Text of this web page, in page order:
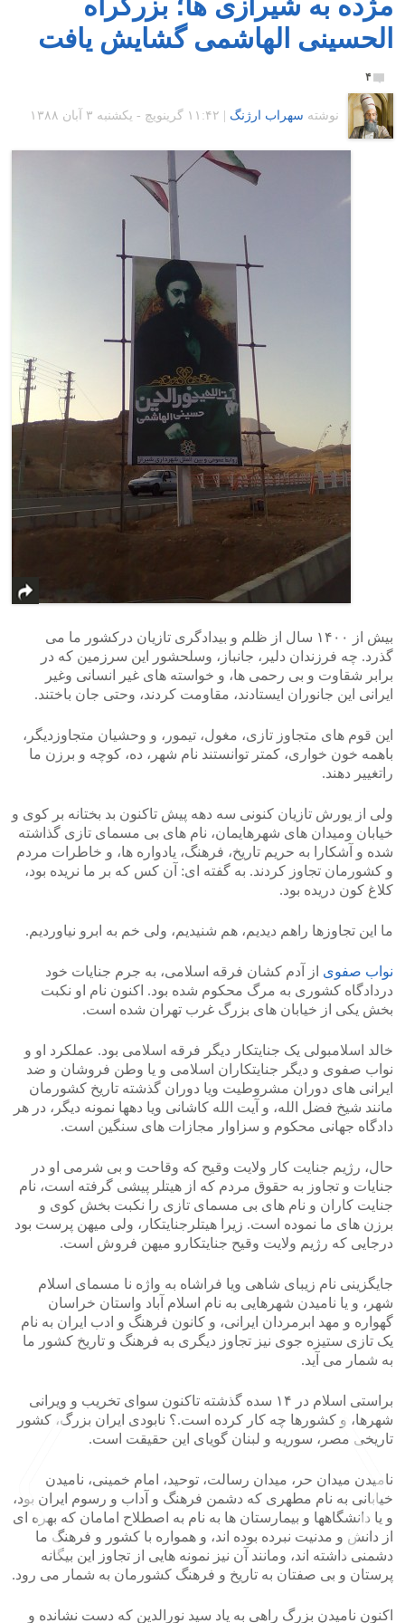
الحسینی الهاشمی گشایش یافت
۴
نوشته سهراب ارژنگ ۱۱:۴۲ گرينويچ - یکشنبه ۳ آبان ۱۳۸۸
بیش از ۱۴۰۰ سال از ظلم و بیدادگری تازیان درکشور ما می
گذرد. چه فرزندان دلیر، جانباز، وسلحشور این سرزمین که در
برابر شقاوت و بی رحمی ها، و خواسته های غیر انسانی وغیر
ایرانی این جانوران ایستادند، مقاومت کردند، وحتی جان باختند.
این قوم های متجاوز تازی، مغول، تیمور، و وحشیان متجاوزدیگر،
باهمه خون خواری، کمتر توانستند نام شهر، ده، کوچه و برزن ما
راتغییر دهند.
ولی از یورش تازیان کنونی سه دهه پیش تاکنون بد بختانه بر کوی و
خیابان ومیدان های شهرهایمان، نام های بی مسمای تازی گذاشته
شده و آشکارا به حریم تاریخ، فرهنگ، یادواره ها، و خاطرات مردم
و کشورمان تجاوز کردند. به گفته ای: آن کس که بر ما نریده بود،
کلاغ کون دریده بود.
ما این تجاوزها راهم دیدیم، هم شنیدیم، ولی خم به ابرو نیاوردیم.
نواب صفوی از آدم کشان فرقه اسلامی، به جرم جنایات خود
دردادگاه کشوری به مرگ محکوم شده بود. اکنون نام او نکبت
بخش یکی از خیابان های بزرگ غرب تهران شده است.
خالد اسلامبولی یک جنایتکار دیگر فرقه اسلامی بود. عملکرد او و
نواب صفوی و دیگر جنایتکاران اسلامی و یا وطن فروشان و ضد
ایرانی های دوران مشروطیت ویا دوران گذشته تاریخ کشورمان
مانند شیخ فضل الله، و آیت الله کاشانی ویا دهها نمونه دیگر، در هر
دادگاه جهانی محکوم و سزاوار مجازات های سنگین است.
حال، رژیم جنایت کار ولایت وقیح که وقاحت و بی شرمی او در
جنایات و تجاوز به حقوق مردم که از هیتلر پیشی گرفته است، نام
جنایت کاران و نام های بی مسمای تازی را نکبت بخش کوی و
برزن های ما نموده است. زیرا هیتلرجنایتکار، ولی میهن پرست بود
درجایی که رژیم ولایت وقیح جنایتکارو میهن فروش است.
جایگزینی نام زیبای شاهی ویا فراشاه به واژه نا مسمای اسلام
شهر، و یا نامیدن شهرهایی به نام اسلام آباد واستان خراسان
گهواره و مهد ابرمردان ایرانی، و کانون فرهنگ و ادب ایران به نام
یک تازی ستیزه جوی نیز تجاوز دیگری به فرهنگ و تاریخ کشور ما
به شمار می آید.
براستی اسلام در ۱۴ سده گذشته تاکنون سوای تخریب و ویرانی
شهرها، و کشورها چه کار کرده است.؟ نابودی ایران بزرگ، کشور
تاریخی مصر، سوریه و لبنان گویای این حقیقت است.
نامیدن میدان حر، میدان رسالت، توحید، امام خمینی، نامیدن
خیابانی به نام مطهری که دشمن فرهنگ و آداب و رسوم ایران بود،
و یا دانشگاهها و بیمارستان ها به نام به اصطلاح امامان که بهره ای
از دانش و مدنیت نبرده بوده اند، و همواره با کشور و فرهنگ ما
دشمنی داشته اند، ومانند آن نیز نمونه هایی از تجاوز این بیگانه
پرستان و بی صفتان به تاریخ و فرهنگ کشورمان به شمار می رود.
اکنون نامیدن بزرگ راهی به یاد سید نورالدین که دست نشانده و